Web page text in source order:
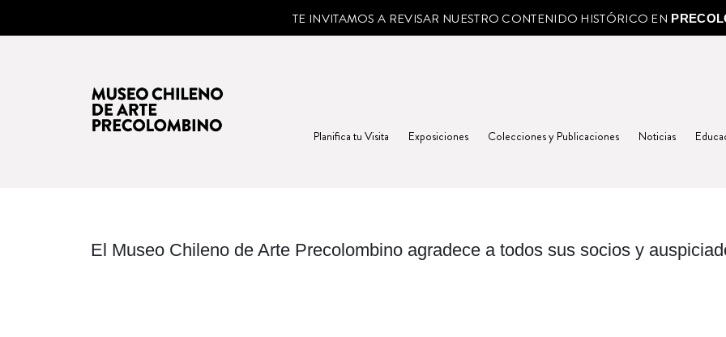
TE INVITAMOS A REVISAR NUESTRO CONTENIDO HISTÓRICO EN
Planifica tu Visita Exposiciones Colecciones y Publicaciones Noticias
El Museo Chileno de Arte Precolombino agradece a todos sus socios y